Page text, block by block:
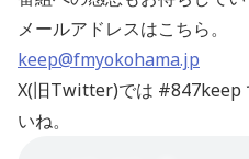
メールアドレスはこちら。
keep@fmyokohama.jp
X(旧Twitter)では #847keep
いね。